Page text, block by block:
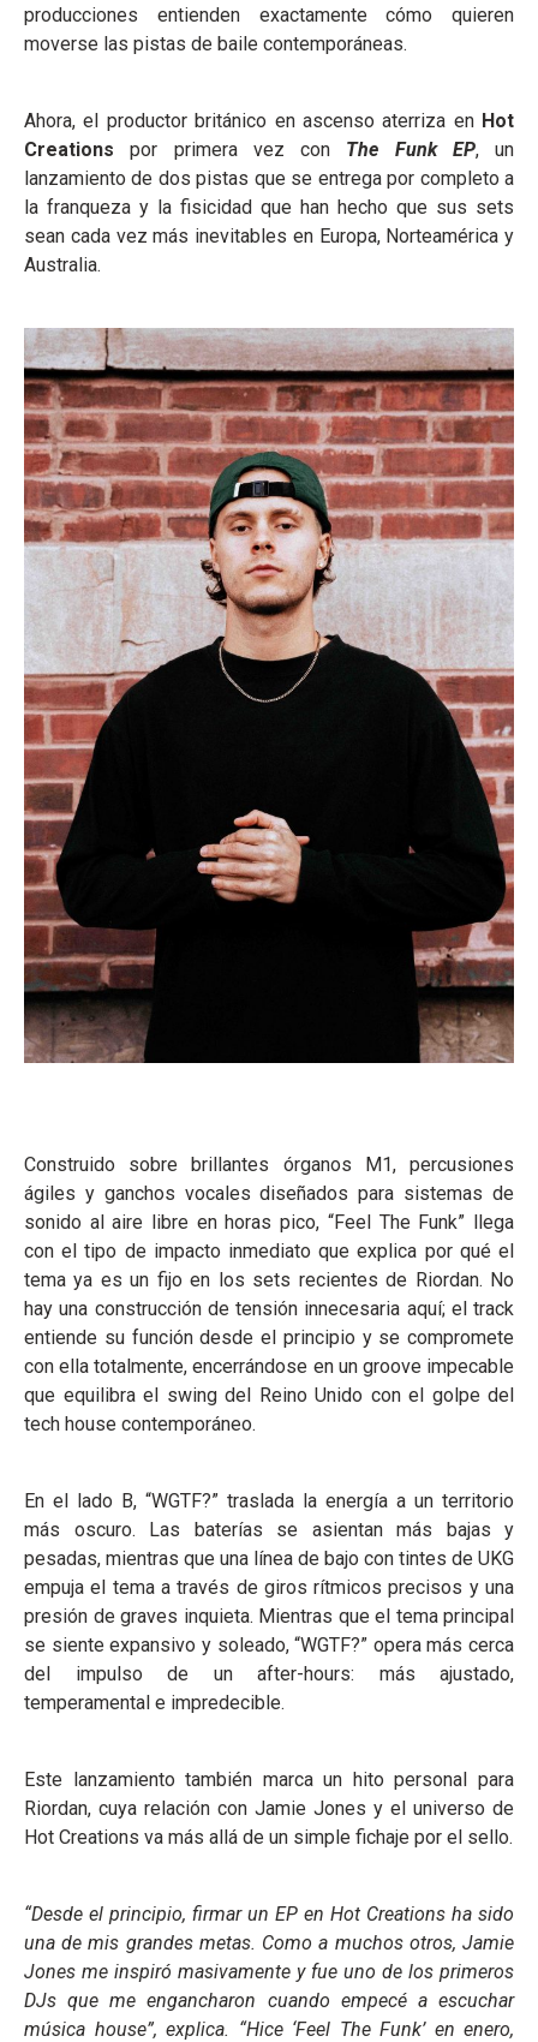
producciones entienden exactamente cómo quieren
moverse las pistas de baile contemporáneas.
Ahora, el productor británico en ascenso aterriza en Hot
Creations por primera vez con The Funk EP, un
lanzamiento de dos pistas que se entrega por completo a
la franqueza y la fisicidad que han hecho que sus sets
sean cada vez más inevitables en Europa, Norteamérica y
Australia.
Construido sobre brillantes órganos M1, percusiones
ágiles y ganchos vocales diseñados para sistemas de
sonido al aire libre en horas pico, “Feel The Funk” llega
con el tipo de impacto inmediato que explica por qué el
tema ya es un fijo en los sets recientes de Riordan. No
hay una construcción de tensión innecesaria aquí; el track
entiende su función desde el principio y se compromete
con ella totalmente, encerrándose en un groove impecable
que equilibra el swing del Reino Unido con el golpe del
tech house contemporáneo.
En el lado B, “WGTF?” traslada la energía a un territorio
más oscuro. Las baterías se asientan más bajas y
pesadas, mientras que una línea de bajo con tintes de UKG
empuja el tema a través de giros rítmicos precisos y una
presión de graves inquieta. Mientras que el tema principal
se siente expansivo y soleado, “WGTF?” opera más cerca
del impulso de un after-hours: más ajustado,
temperamental e impredecible.
Este lanzamiento también marca un hito personal para
Riordan, cuya relación con Jamie Jones y el universo de
Hot Creations va más allá de un simple fichaje por el sello.
“Desde el principio, firmar un EP en Hot Creations ha sido
una de mis grandes metas. Como a muchos otros, Jamie
Jones me inspiró masivamente y fue uno de los primeros
DJs que me engancharon cuando empecé a escuchar
música house”, explica. “Hice ‘Feel The Funk’ en enero,